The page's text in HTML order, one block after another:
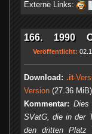
Externe Links:
166. 1990
Veröffentlicht:
Download: .it-
Version (27.36 MiB)
Kommentar:
SVatG, die in der
den dritten Platz